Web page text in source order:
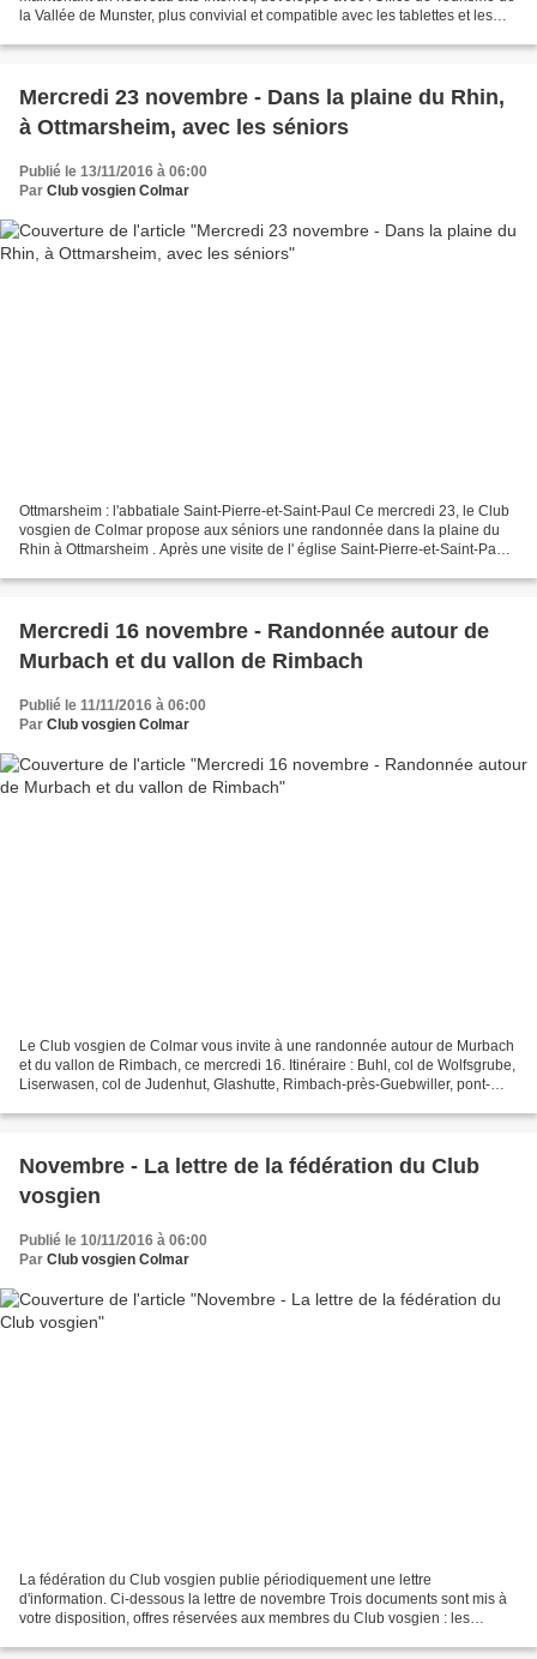
la Vallée de Munster, plus convivial et compatible avec les tablettes et les
Mercredi 23 novembre - Dans la plaine du Rhin,
à Ottmarsheim, avec les séniors
Publié le 13/11/2016 à 06:00
Par Club vosgien Colmar
Ottmarsheim : l'abbatiale Saint-Pierre-et-Saint-Paul Ce mercredi 23, le Club
vosgien de Colmar propose aux séniors une randonnée dans la plaine du
Rhin à Ottmarsheim . Après une visite de l' église Saint-Pierre-et-Saint-Paul
Mercredi 16 novembre - Randonnée autour de
Murbach et du vallon de Rimbach
Publié le 11/11/2016 à 06:00
Par Club vosgien Colmar
Le Club vosgien de Colmar vous invite à une randonnée autour de Murbach
et du vallon de Rimbach, ce mercredi 16. Itinéraire : Buhl, col de Wolfsgrube,
Liserwasen, col de Judenhut, Glashutte, Rimbach-près-Guebwiller, pont-
Novembre - La lettre de la fédération du Club
vosgien
Publié le 10/11/2016 à 06:00
Par Club vosgien Colmar
La fédération du Club vosgien publie périodiquement une lettre
d'information. Ci-dessous la lettre de novembre Trois documents sont mis à
votre disposition, offres réservées aux membres du Club vosgien : les